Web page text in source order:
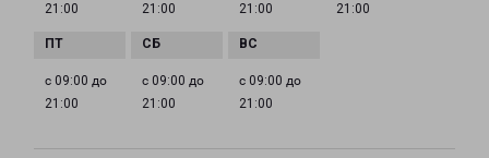
21:00
21:00
21:00
21:00
с 09:00 до
21:00
с 09:00 до
21:00
с 09:00 до
21:00